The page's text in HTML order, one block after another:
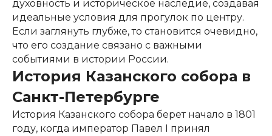
духовность и историческое наследие, создавая
идеальные условия для прогулок по центру.
Если заглянуть глубже, то становится очевидно,
что его создание связано с важными
событиями в истории России.
История Казанского собора в
Санкт-Петербурге
История Казанского собора берет начало в 1801
году, когда император Павел I принял